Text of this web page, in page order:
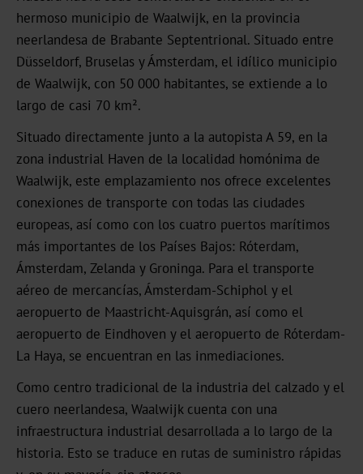
Metalizado
Standard
Graphical
MX
MV-
Plus
MX-
PRO
GDN
Versatile
Graphical
GHN
HX
hermoso municipio de Waalwijk, en la provincia
neerlandesa de Brabante Septentrional. Situado entre
Düsseldorf, Bruselas y Ámsterdam, el idílico municipio
de Waalwijk, con 50 000 habitantes, se extiende a lo
largo de casi 70 km².
Situado directamente junto a la autopista A 59, en la
zona industrial Haven de la localidad homónima de
Waalwijk, este emplazamiento nos ofrece excelentes
conexiones de transporte con todas las ciudades
europeas, así como con los cuatro puertos marítimos
más importantes de los Países Bajos: Róterdam,
Ámsterdam, Zelanda y Groninga. Para el transporte
aéreo de mercancías, Ámsterdam-Schiphol y el
aeropuerto de Maastricht-Aquisgrán, así como el
aeropuerto de Eindhoven y el aeropuerto de Róterdam-
La Haya, se encuentran en las inmediaciones.
Como centro tradicional de la industria del calzado y el
cuero neerlandesa, Waalwijk cuenta con una
infraestructura industrial desarrollada a lo largo de la
historia. Esto se traduce en rutas de suministro rápidas